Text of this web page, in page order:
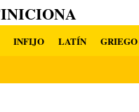
INFIJO LATÍN GRIEGO